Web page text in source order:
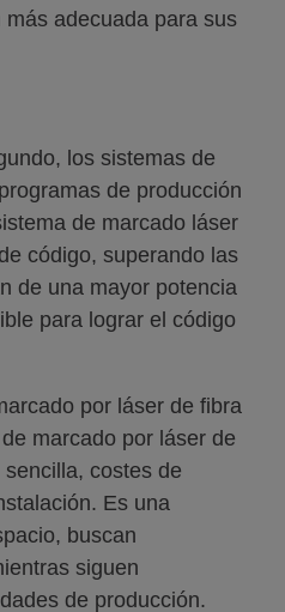
adecuada para sus
los sistemas de
de producción
de marcado láser
código, superando las
de una mayor potencia
para lograr el código
por láser de fibra
marcado por láser de
costes de
Es una
buscan
siguen
de producción.